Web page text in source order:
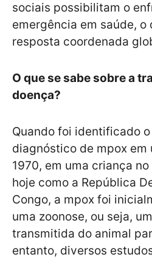
sociais possibilitam o
emergência em saúde, o
resposta coordenada
O que se sabe sobre a
doença?
Quando foi identificado
diagnóstico de mpox em
1970, em uma criança
hoje como a República
Congo, a mpox foi
uma zoonose, ou seja,
transmitida do animal
entanto, diversos